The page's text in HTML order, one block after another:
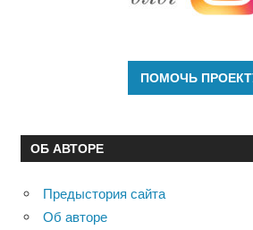
ОБ АВТОРЕ
Предыстория сайта
Об авторе